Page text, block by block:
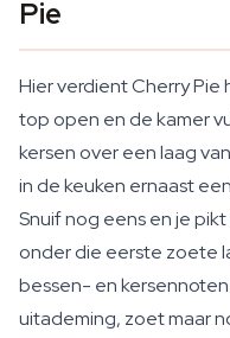
Pie
Hier verdient Cherry
top open en de kamer
kersen over een laag
in de keuken ernaast
Snuif nog eens en je
onder die eerste zoete
bessen- en
uitademing, zoet maar